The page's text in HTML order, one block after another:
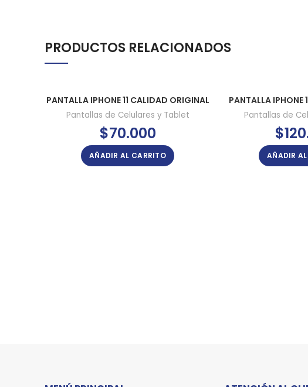
PRODUCTOS RELACIONADOS
PANTALLA IPHONE 11 CALIDAD ORIGINAL
Pantallas de Celulares y Tablet
$70.000
AÑADIR AL CARRITO
PANTALLA IPHONE
Pantallas de
$
AÑADIR